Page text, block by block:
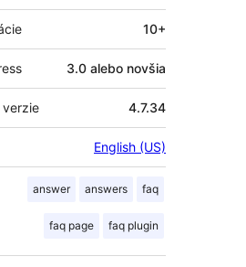
10+
3.0 alebo novšia
verzie 4.7.34
English (US)
answer answers faq
faq page faq plugin